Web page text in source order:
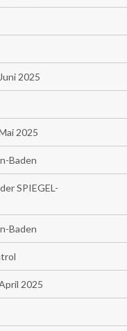
2025
2025
Baden
SPIEGEL-
Baden
2025